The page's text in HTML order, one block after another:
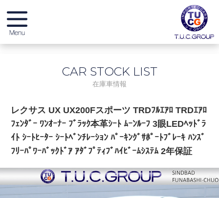
無料保証 & サービス
店舗紹介
スタッフブログ
納車ブログ
CAR STOCK LIST
在庫車情報
レクサス UX UX200Fスポーツ TRDﾌﾙｴｱﾛ TRDｴｱﾛ
ﾌｪﾝﾀﾞｰ ﾜﾝｵｰﾅｰ ﾌﾞﾗｯｸ本革ｼｰﾄ ﾑｰﾝﾙｰﾌ 3眼LEDﾍｯﾄﾞﾗ
ｲﾄ ｼｰﾄﾋｰﾀｰ ｼｰﾄﾍﾞﾝﾁﾚｰｼｮﾝ ﾊﾟｰｷﾝｸﾞｻﾎﾟｰﾄﾌﾞﾚｰｷ ﾊﾝｽﾞ
ﾌﾘｰﾊﾟﾜｰﾊﾞｯｸﾄﾞｱ ｱﾀﾞﾌﾟﾃｨﾌﾞﾊｲﾋﾞｰﾑｼｽﾃﾑ 2年保証